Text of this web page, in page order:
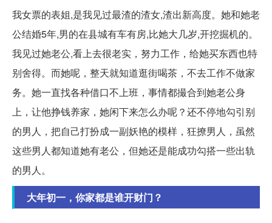
我女票的表姐,是我见过最渣的渣女,渣出新高度。她和她老
公结婚5年,男的在县城有车有房,比她大几岁,开挖掘机的。
我见过她老公,看上去很老实，努力工作，给她买东西也特
别舍得。而她呢，整天就知道逛街喝茶，不去工作不做家
务。她一直找各种借口不上班，事情都撮合到她老公身
上，让他挣钱养家，她闲下来怎么办呢？还不停地勾引别
的男人，把自己打扮成一副妖艳的模样，狂撩男人，虽然
这些男人都知道她有老公，但她还是能成功勾搭一些出轨
的男人。
大年初一，你家都是谁开财门？